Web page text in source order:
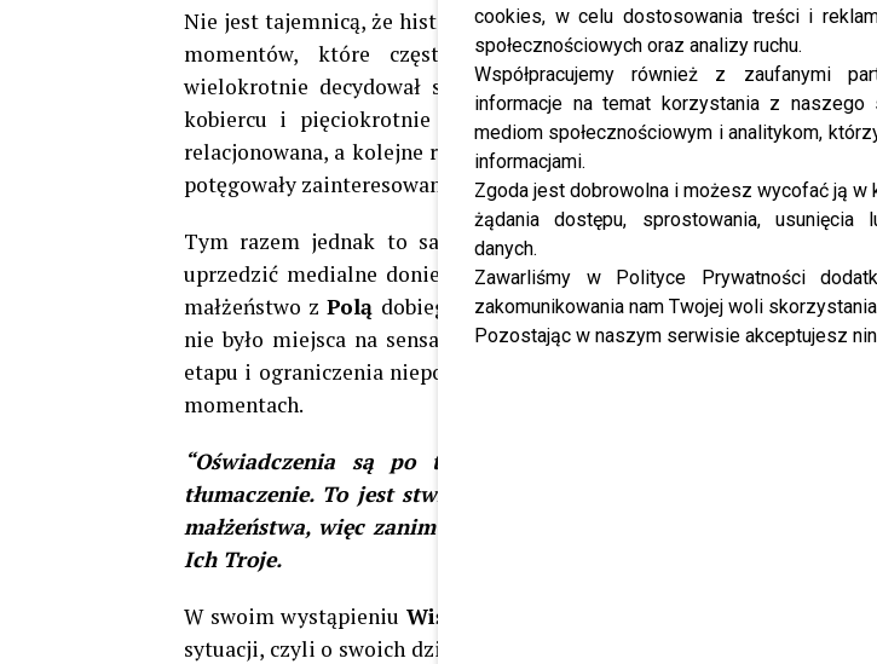
cookies, w celu dostosowania treści i
społecznościowych oraz analizy ruchu.
Współpracujemy również z zaufanymi
informacje na temat korzystania z
mediom społecznościowym i analitykom,
informacjami.
Zgoda jest dobrowolna i możesz wycofać ją w
żądania dostępu, sprostowania, usunięcia
danych.
Zawarliśmy w Polityce Prywatności
zakomunikowania nam Twojej woli
Pozostając w naszym serwisie akceptujesz
Nie jest tajemnicą, że historia związkówMichała Wiśniewskiego
momentów, które często przypominały scenariusz
wielokrotnie decydował się na formalizowanie relacji, aż osiem
kobiercu i pięciokrotnie przysięgając „aż po grób”. Każda z tych
relacjonowana, a kolejne rozstania wywoływały lawinę komentarzy i
potęgowały zainteresowanie jego osobą.
Tym razem jednak to sam Wiśniewski
uprzedzić medialne doniesienia. W opublikowanym oświadczeniu
małżeństwo z Polą dobiega końca, a decyzja o rozstaniu zapadła
nie było miejsca na sensację czy szukanie winnych – raczej na próbę
etapu i ograniczenia niepotrzebnych spekulacji, które niemal zawsze
momentach.
“Oświadczenia są po to, by uciąć spekulacje na przyszłość.
tłumaczenie. To jest stwierdzenie po prostu faktu. Nie udało mi
małżeństwa, więc zanim wszyscy napiszą o tym, mówię o tym
Ich Troje.
W swoim wystąpieniuWiśniewski
sytuacji, czyli o swoich dzieciach. Podkreślił, że zarówno on, jak i jego